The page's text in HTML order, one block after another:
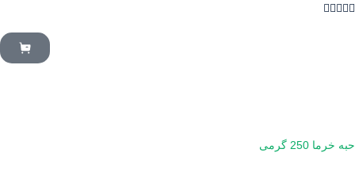

حبه خرما 250 گرمی